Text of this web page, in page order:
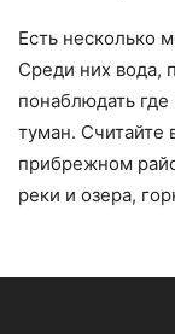
Есть несколько
Среди них вода,
понаблюдать
туман. Считайте
прибрежном
реки и озера,